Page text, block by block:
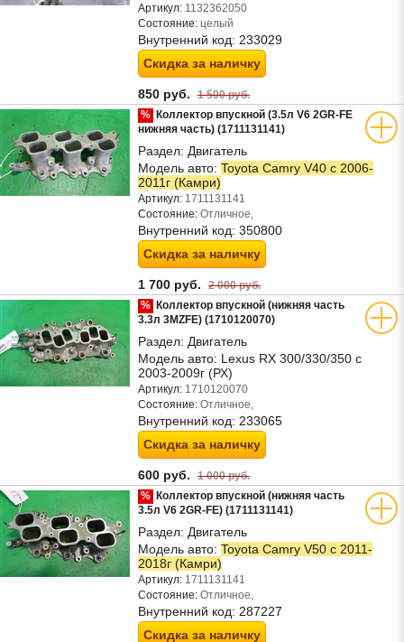
Артикул: 1132362050
Состояние: целый
Внутренний код: 233029
Скидка за наличку
850 руб. 1 500 руб.
% Коллектор впускной (3.5л V6 2GR-FE
нижняя часть) (1711131141)
Раздел: Двигатель
Модель авто: Toyota Camry V40 с 2006-
2011г (Камри)
Артикул: 1711131141
Состояние: Отличное,
Внутренний код: 350800
Скидка за наличку
1 700 руб. 2 000 руб.
% Коллектор впускной (нижняя часть
3.3л 3MZFE) (1710120070)
Раздел: Двигатель
Модель авто: Lexus RX 300/330/350 с
2003-2009г (РХ)
Артикул: 1710120070
Состояние: Отличное,
Внутренний код: 233065
Скидка за наличку
600 руб. 1 000 руб.
% Коллектор впускной (нижняя часть
3.5л V6 2GR-FE) (1711131141)
Раздел: Двигатель
Модель авто: Toyota Camry V50 с 2011-
2018г (Камри)
Артикул: 1711131141
Состояние: Отличное,
Внутренний код: 287227
Скидка за наличку